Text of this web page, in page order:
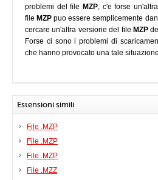
problemi del file MZP, c'e forse
file MZP puo essere semplicemente
cercare un'altra versione del file MZP
Forse ci sono i problemi di
che hanno provocato una tale
Estensioni simili
File .MZP
File .MZP
File .MZP
File .MZZ